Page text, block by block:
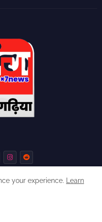
your experience.
Learn